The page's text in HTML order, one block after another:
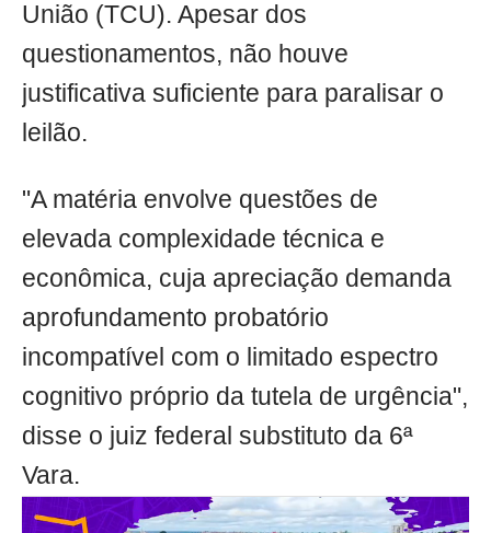
União (TCU). Apesar dos
questionamentos, não houve
justificativa suficiente para paralisar o
leilão.
"A matéria envolve questões de
elevada complexidade técnica e
econômica, cuja apreciação demanda
aprofundamento probatório
incompatível com o limitado espectro
cognitivo próprio da tutela de urgência",
disse o juiz federal substituto da 6ª
Vara.